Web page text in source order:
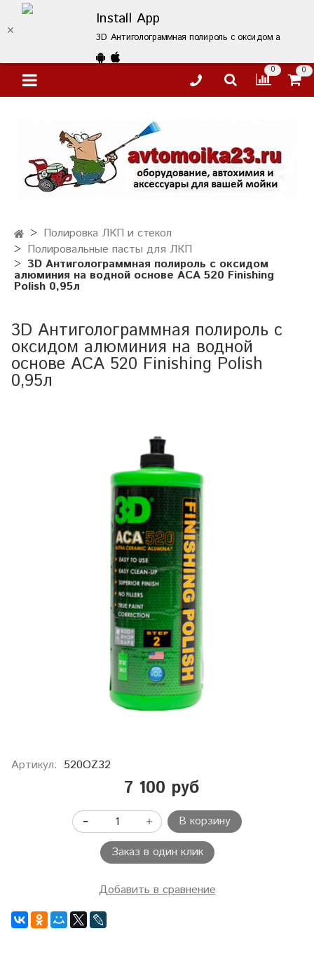
Install App
3D Антиголограммная полироль с оксидом
0 0
Полировка ЛКП и стекол
Полировальные пасты для ЛКП
3D Антиголограммная полироль с оксидом
алюминия на водной основе ACA 520 Finishing
Polish 0,95л
3D Антиголограммная полироль с
оксидом алюминия на водной
основе ACA 520 Finishing Polish
0,95л
Артикул: 520OZ32
7 100 руб
В корзину
Заказ в один клик
Добавить в сравнение